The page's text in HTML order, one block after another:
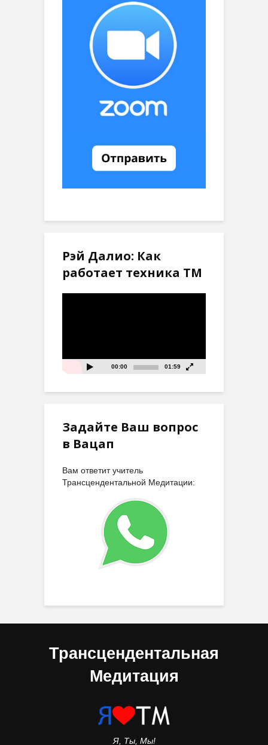
Рэй Далио: Как
работает техника ТМ
00:00 01:59
Задайте Ваш вопрос
в Вацап
Вам ответит учитель
Трансцендентальной Медитации:
Трансцендентальная
Медитация
Я, Ты, Мы!